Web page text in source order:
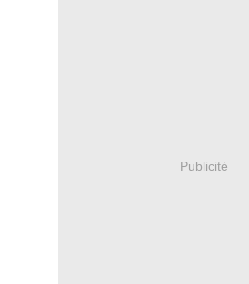
Publicité